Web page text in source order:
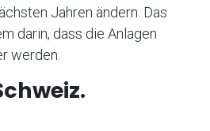
Jahren ändern. Das
darin, dass die Anlagen
werden.